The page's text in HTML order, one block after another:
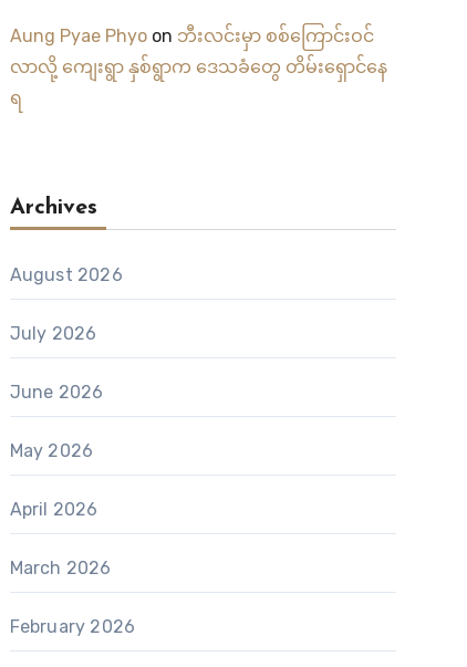
Aung Pyae Phyoon ဘီးလင်းမှာ စစ်ကြောင်းဝင်
လာလို့ ကျေးရွာ နှစ်ရွာက ဒေသခံတွေ တိမ်းရှောင်နေ
ရ
Archives
August 2026
July 2026
June 2026
May 2026
April 2026
March 2026
February 2026